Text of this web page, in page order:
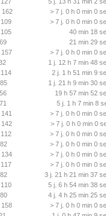
162
> 7 j. 0 h 0 min 0
109
> 7 j. 0 h 0 min 0
105
40 min 18
69
21 min 29
157
> 7 j. 0 h 0 min 0
1 j. 12 h 7 min 48
114
2 j. 1 h 51 min 9
85
1 j. 21 h 9 min 30
56
19 h 57 min 52
71
5 j. 1 h 7 min 8
141
> 7 j. 0 h 0 min 0
142
> 7 j. 0 h 0 min 0
112
> 7 j. 0 h 0 min 0
82
> 7 j. 0 h 0 min 0
134
> 7 j. 0 h 0 min 0
117
> 7 j. 0 h 0 min 0
82
3 j. 21 h 21 min 37
110
5 j. 6 h 54 min 38
80
4 j. 4 h 25 min 25
158
> 7 j. 0 h 0 min 0